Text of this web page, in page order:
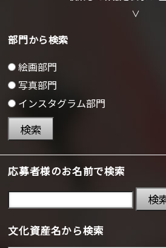
部門から検索
絵画部門
写真部門
インスタグラム部門
検索
応募者様のお名前で検索
検
文化資産名から検索